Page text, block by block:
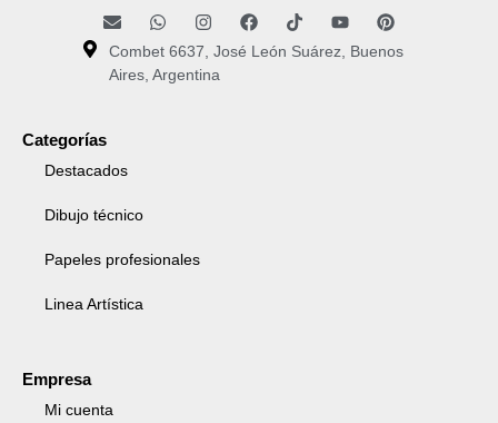
Combet 6637, José León Suárez, Buenos
Aires, Argentina
Categorías
Destacados
Dibujo técnico
Papeles profesionales
Linea Artística
Empresa
Mi cuenta